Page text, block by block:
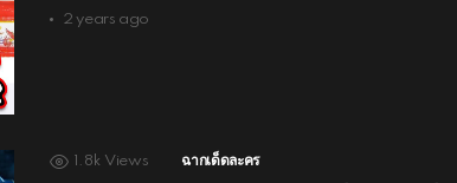
2 years ago
1.8k Views ฉากเด็ดละคร